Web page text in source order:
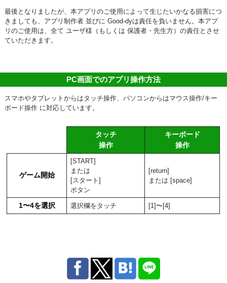
最後となりましたが、本アプリのご使用によって生じたいかなる損害につ
きましても、アプリ制作者 並びに Good-dyは責任を負いません。本アプ
リのご使用は、全て ユーザ様（もしくは 保護者・先生方）の責任とさせ
ていただきます。
PC画面でのアプリ操作方法
スマホやタブレットからはタッチ操作、パソコンからはマウス操作/キー
ボード操作 に対応しています。
タッチ
操作
キーボード
操作
ゲーム開始
[START]
または
[スタート]
ボタン
[return]
または [space]
1〜4を選択 選択欄をタッチ [1]〜[4]